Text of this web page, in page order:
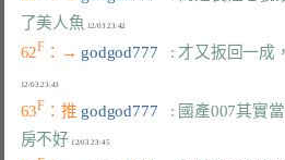
了美人魚
62F ：→ godgod777 : 才又扳回一成
63F ：推 godgod777 : 國產007其實
房不好
12/03 23:45